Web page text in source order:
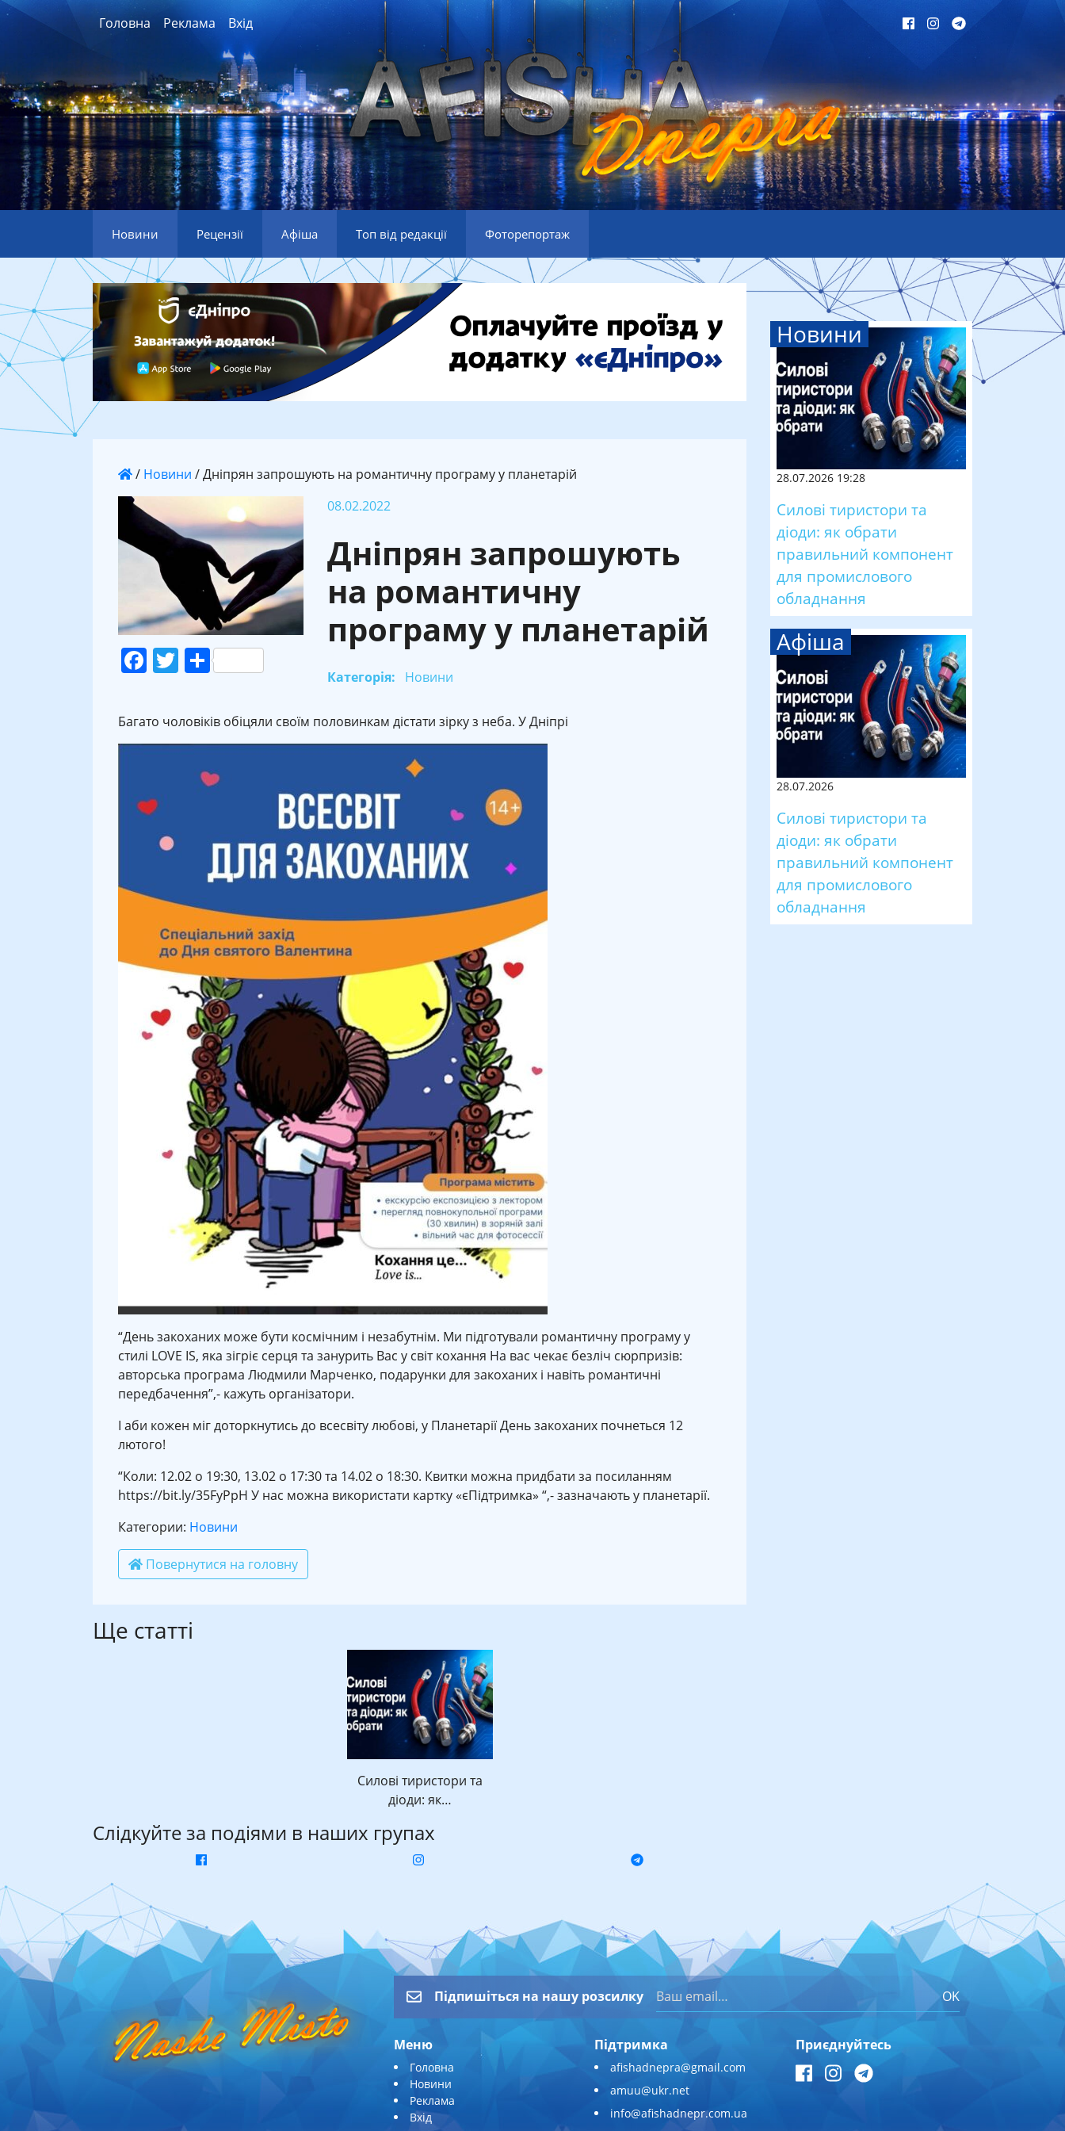
Головна Реклама Вхід
Новини Рецензії Афіша Топ від редакції Фоторепортаж
/ Новини /Дніпрян запрошують на романтичну програму у планетарій
Facebook
Twitter
Поділитися
08.02.2022
Дніпрян запрошують
на романтичну
програму у планетарій
Категорія: Новини
Багато чоловіків обіцяли своїм половинкам дістати зірку з неба. У Дніпрі
“День закоханих може бути космічним і незабутнім. Ми підготували романтичну програму у
стилі LOVE IS, яка зігріє серця та занурить Вас у світ кохання На вас чекає безліч сюрпризів:
авторська програма Людмили Марченко, подарунки для закоханих і навіть романтичні
передбачення”,- кажуть організатори.
І аби кожен міг доторкнутись до всесвіту любові, у Планетарії День закоханих почнеться 12
лютого!
“Коли: 12.02 о 19:30, 13.02 о 17:30 та 14.02 о 18:30. Квитки можна придбати за посиланням
https://bit.ly/35FyPpH У нас можна використати картку «єПідтримка» “,- зазначають у планетарії.
Категории: Новини
Повернутися на головну
Ще статті
Силові тиристори та
діоди: як…
Слідкуйте за подіями в наших групах
Новини
28.07.2026 19:28
Силові тиристори та
діоди: як обрати
правильний компонент
для промислового
обладнання
Афіша
28.07.2026
Силові тиристори та
діоди: як обрати
правильний компонент
для промислового
обладнання
Підпишіться на нашу розсилку OK
Меню
Головна
Новини
Реклама
Вхід
Підтримка
afishadnepra@gmail.com
amuu@ukr.net
info@afishadnepr.com.ua
Приєднуйтесь